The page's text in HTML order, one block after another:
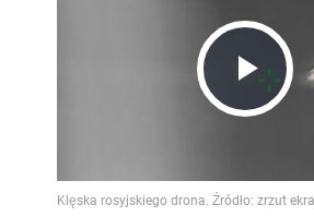
Play
Video